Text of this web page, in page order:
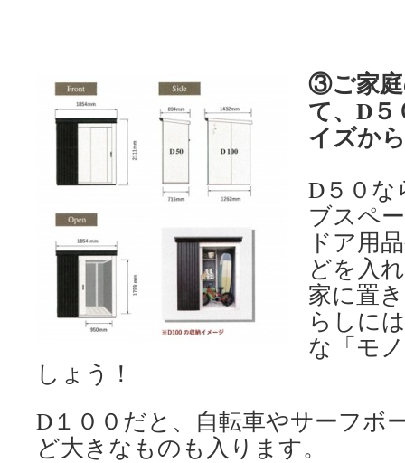
③ご家
て、D
イズか
D５０な
ブスペ
ドア用
どを入
家に置
らしに
な「モ
しょう！
D１００だと、自転車やサーフボ
ど大きなものも入ります。